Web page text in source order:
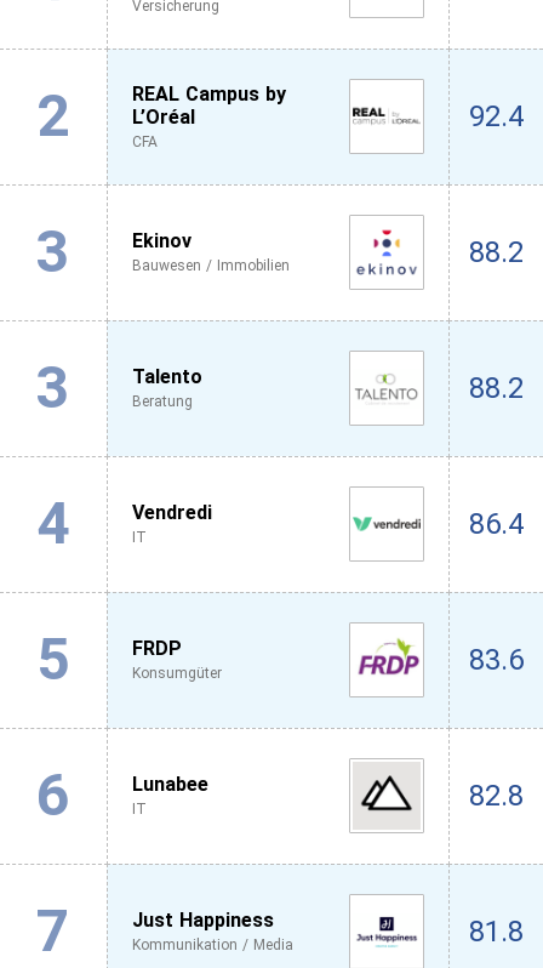
Versicherung
2
REAL Campus by
L’Oréal
CFA
92.4
3 Ekinov
Bauwesen / Immobilien 88.2
3 Talento
Beratung 88.2
4 Vendredi
IT 86.4
5 FRDP
Konsumgüter 83.6
6 Lunabee
IT 82.8
7 Just Happiness
Kommunikation / Media 81.8